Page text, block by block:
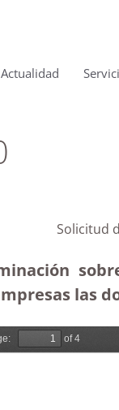
Actualidad
Solicitud
las